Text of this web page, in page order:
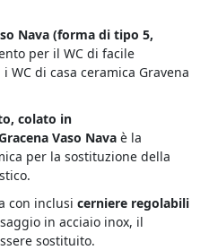
Nava (forma di tipo 5,
per il WC di facile
di casa ceramica Gravena
colato in
Vaso Navaè la
per la sostituzione della
con inclusi cerniere regolabili
in acciaio inox, il
sostituito.